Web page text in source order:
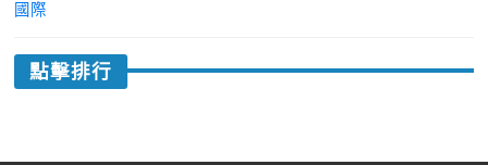
國際
點擊排行